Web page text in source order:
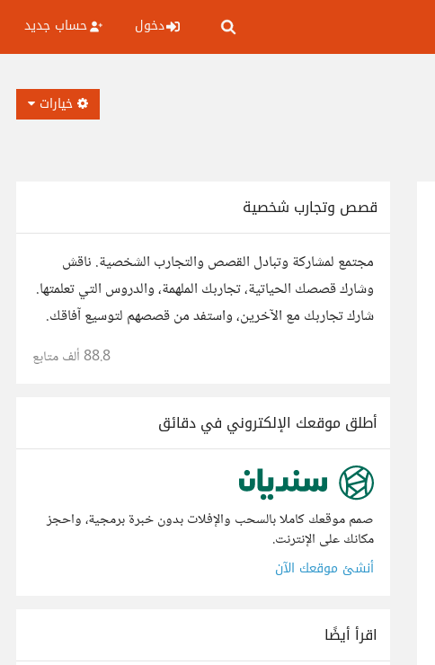
دخول حساب جديد
خيارات
قصص وتجارب شخصية
مجتمع لمشاركة وتبادل القصص والتجارب الشخصية. ناقش
وشارك قصصك الحياتية، تجاربك الملهمة، والدروس التي تعلمتها.
شارك تجاربك مع الآخرين، واستفد من قصصهم لتوسيع آفاقك.
88.8 ألف متابع
أطلق موقعك الإلكتروني في دقائق
صمم موقعك كاملا بالسحب والإفلات بدون خبرة برمجية، واحجز
مكانك على الإنترنت.
أنشئ موقعك الآن
اقرأ أيضًا